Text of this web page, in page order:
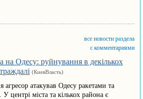
все новости раздела
с комментариями
на Одесу: руйнування в декількох
(КиевВласть)
агресор атакував Одесу ракетами та
центрі міста та кількох района є